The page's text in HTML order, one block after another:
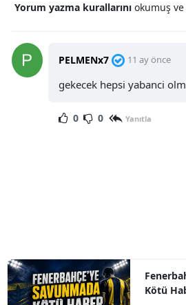
Yorum yazma kurallarını okumuş ve
PELMENx7 11 ay önce
gekecek hepsi yabanci
0 0 Yanıtla
Kötü